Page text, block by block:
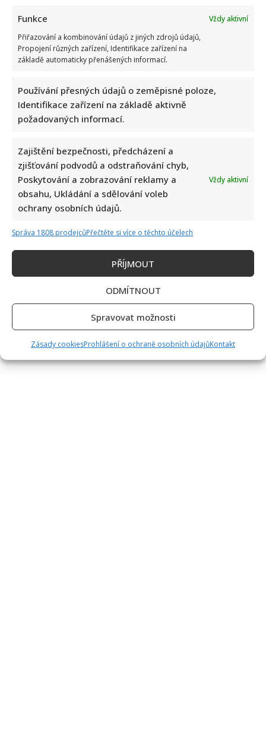
Funkce
Vždy aktivní
Přiřazování a kombinování údajů z jiných zdrojů údajů,
Propojení různých zařízení, Identifikace zařízení na
základě automaticky přenášených informací.
Používání přesných údajů o zeměpisné poloze,
Identifikace zařízení na základě aktivně
požadovaných informací.
Zajištění bezpečnosti, předcházení a
zjišťování podvodů a odstraňování chyb,
Poskytování a zobrazování reklamy a
obsahu, Ukládání a sdělování voleb
ochrany osobních údajů.
Vždy aktivní
Správa 1808 prodejcůPřečtěte si více o těchto účelech
PŘÍJMOUT
ODMÍTNOUT
Spravovat možnosti
Zásady cookiesProhlášení o ochraně osobních údajůKontakt